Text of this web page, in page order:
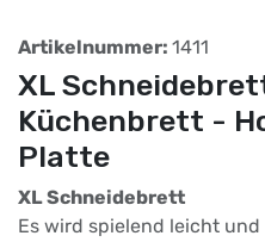
Artikelnummer: 1411
XL
Küchenbrett -
Platte
XL Schneidebrett
Es wird spielend leicht